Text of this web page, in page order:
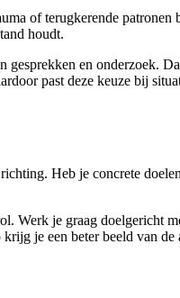
of terugkerende patronen
houdt.
gesprekken en onderzoek.
past deze keuze bij
Heb je concrete
Werk je graag doelgericht
je een beter beeld van de